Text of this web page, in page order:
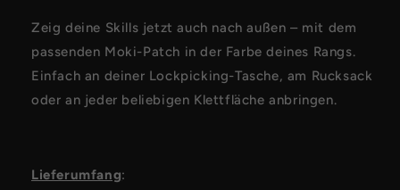
Zeig deine Skills jetzt auch nach außen – mit dem
passenden Moki-Patch in der Farbe deines Rangs.
Einfach an deiner Lockpicking-Tasche, am Rucksack
oder an jeder beliebigen Klettfläche anbringen.
Lieferumfang: